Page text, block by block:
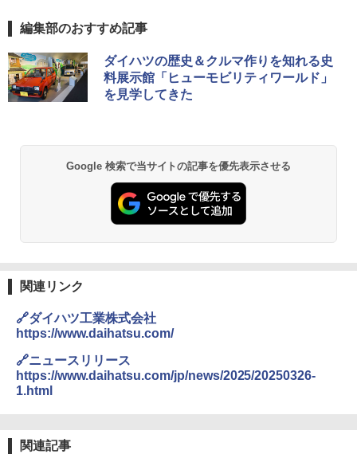
編集部のおすすめ記事
ダイハツの歴史＆クルマ作りを知れる史
料展示館「ヒューモビリティワールド」
を見学してきた
Google 検索で当サイトの記事を優先表示させる
関連リンク
🔗ダイハツ工業株式会社
https://www.daihatsu.com/
🔗ニュースリリース
https://www.daihatsu.com/jp/news/2025/20250326-
1.html
関連記事